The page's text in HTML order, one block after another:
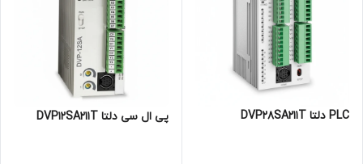
PLC دلتا DVP28SA211T پی ال سی دلتا DVP12SA211T